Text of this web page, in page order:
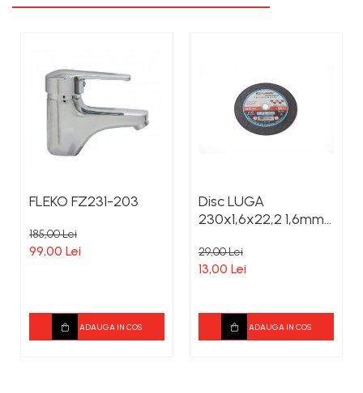
FLEKO FZ231-203
185,00 Lei
99,00 Lei
ADAUGA IN COS
Disc LUGA
230x1,6x22,2 1,6mm
29,00 Lei
13,00 Lei
ADAUGA IN COS